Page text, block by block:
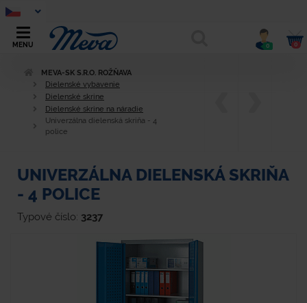
MENU 0 0
MEVA-SK S.R.O. ROŽŇAVA
Dielenské vybavenie
Dielenské skrine
Dielenské skrine na náradie
Univerzálna dielenská skriňa - 4
police
UNIVERZÁLNA DIELENSKÁ SKRIŇA
- 4 POLICE
Typové číslo: 3237